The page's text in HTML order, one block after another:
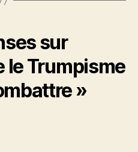
sur
le Trumpisme
»